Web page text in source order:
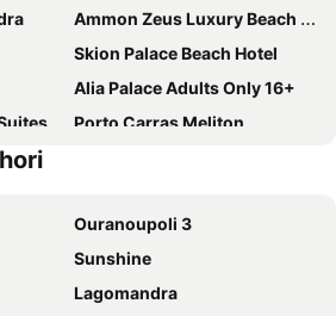
Ammon Zeus Luxury Beach Hotel
Skion Palace Beach Hotel
Alia Palace Adults Only 16+
Porto Carras Meliton
Pride
Stratos Hotel
Flegra Palace
Zeus Eleva Ajul
Ouranoupoli 3
Sunshine
Lagomandra